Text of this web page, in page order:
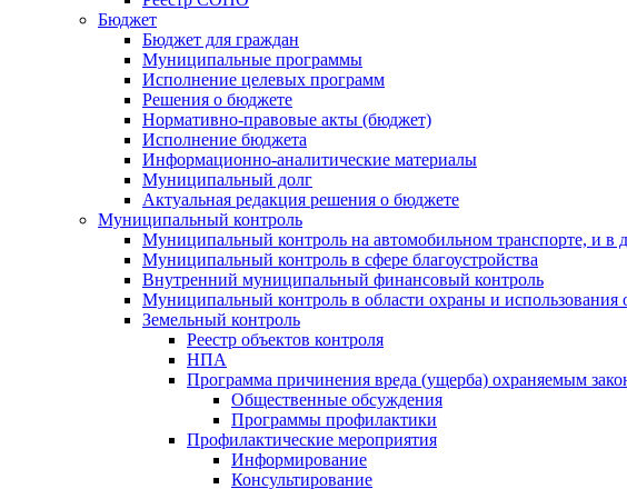
Бюджет
Бюджет для граждан
Муниципальные программы
Исполнение целевых программ
Решения о бюджете
Нормативно-правовые акты (бюджет)
Исполнение бюджета
Информационно-аналитические материалы
Муниципальный долг
Актуальная редакция решения о бюджете
Муниципальный контроль
Муниципальный контроль на автомобильном транспорте, и в
Муниципальный контроль в сфере благоустройства
Внутренний муниципальный финансовый контроль
Муниципальный контроль в области охраны и
Земельный контроль
Реестр объектов контроля
НПА
Программа причинения вреда (ущерба) охраняемым
Общественные обсуждения
Программы профилактики
Профилактические мероприятия
Информирование
Консультирование